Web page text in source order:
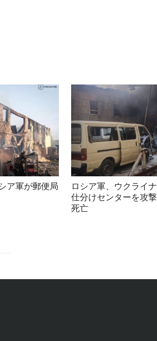
ア軍が郵便局
ロシア軍、ウクライ
仕分けセンターを攻
死亡